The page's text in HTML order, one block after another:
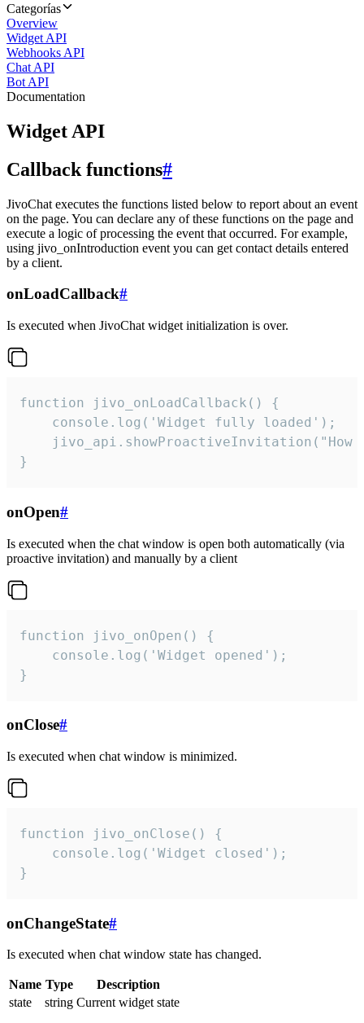
Categorías
Overview
Widget API
Webhooks API
Chat API
Bot API
Documentation
Widget API
Callback functions#
JivoChat executes the functions listed below to report about an event
on the page. You can declare any of these functions on the page and
execute a logic of processing the event that occurred. For example,
using jivo_onIntroduction event you can get contact details entered
by a client.
onLoadCallback#
Is executed when JivoChat widget initialization is over.
function jivo_onLoadCallback() {
    console.log('Widget fully loaded');
jivo_api.showProactiveInvitation("How
}
onOpen#
Is executed when the chat window is open both automatically (via
proactive invitation) and manually by a client
function jivo_onOpen() {
    console.log('Widget opened');
}
onClose#
Is executed when chat window is minimized.
function jivo_onClose() {
    console.log('Widget closed');
}
onChangeState#
Is executed when chat window state has changed.
Name Type
Description
state
string Current widget state